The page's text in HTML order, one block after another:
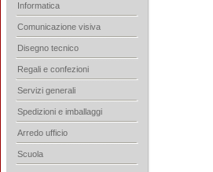
Informatica
Comunicazione visiva
Disegno tecnico
Regali e confezioni
Servizi generali
Spedizioni e imballaggi
Arredo ufficio
Scuola